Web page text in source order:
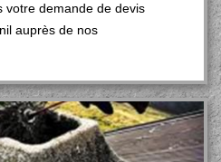
votre demande de devis
auprès de nos